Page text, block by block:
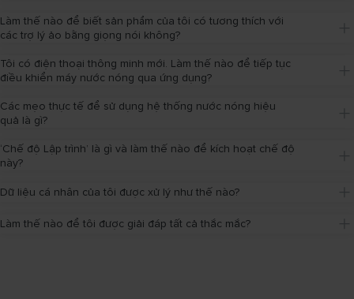
Làm thế nào để biết sản phẩm của tôi có tương thích với
các trợ lý ảo bằng giọng nói không?
Tôi có điện thoại thông minh mới. Làm thế nào để tiếp tục
điều khiển máy nước nóng qua ứng dụng?
Các mẹo thực tế để sử dụng hệ thống nước nóng hiệu
quả là gì?
‘Chế độ Lập trình’ là gì và làm thế nào để kích hoạt chế độ
này?
Dữ liệu cá nhân của tôi được xử lý như thế nào?
Làm thế nào để tôi được giải đáp tất cả thắc mắc?